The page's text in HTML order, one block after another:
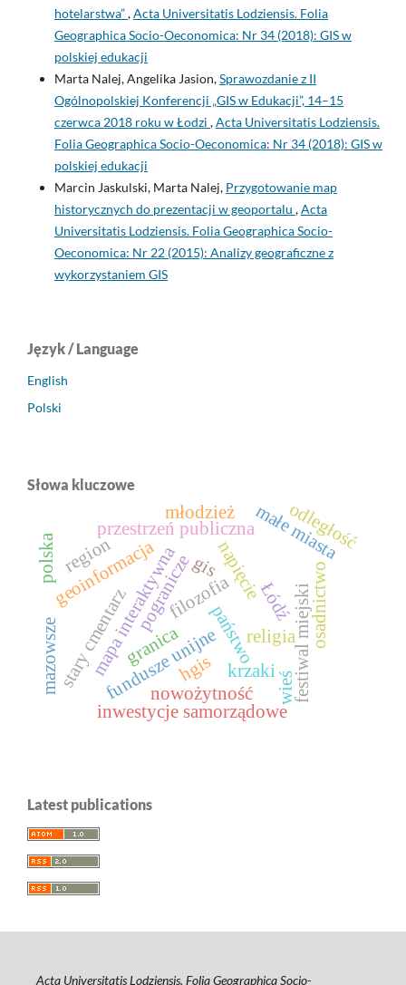
hotelarstwa”,Acta Universitatis Lodziensis. Folia
Geographica Socio-Oeconomica: Nr 34 (2018): GIS w
polskiej edukacji
Marta Nalej, Angelika Jasion,Sprawozdanie z II
Ogólnopolskiej Konferencji „GIS w Edukacji”, 14–15
czerwca 2018 roku w Łodzi ,Acta Universitatis Lodziensis.
Folia Geographica Socio-Oeconomica: Nr 34 (2018): GIS w
polskiej edukacji
Marcin Jaskulski, Marta Nalej, Przygotowanie map
historycznych do prezentacji w geoportalu ,Acta
Universitatis Lodziensis. Folia Geographica Socio-
Oeconomica: Nr 22 (2015): Analizy geograficzne z
wykorzystaniem GIS
Język / Language
English
Polski
Słowa kluczowe
granica
filozofianapięcie
państwo
pogranicze
religiafestiwal miejski
przestrzeń publiczna
Łódź
mapa interaktywna
stary cmentarz
geoinformacja gis
fundusze unijne
małe miasta
inwestycje samorządowe
osadnictwo
mazowsze nowożytność
hgis
polska region
odległość
młodzież
krzaki wieś
Latest publications
Acta Universitatis Lodziensis. Folia Geographica Socio-